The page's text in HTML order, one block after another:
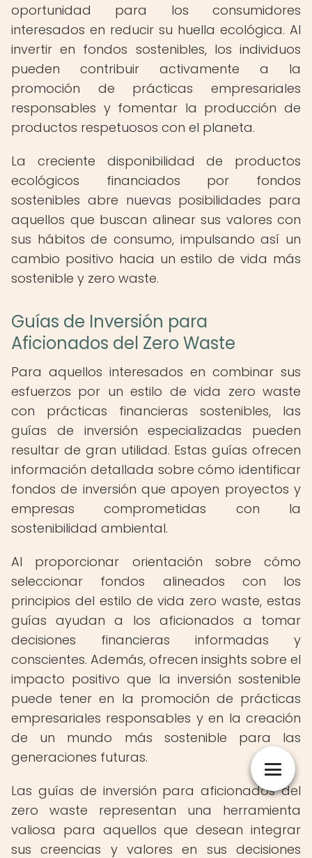
oportunidad para los consumidores
interesados en reducir su huella ecológica. Al
invertir en fondos sostenibles, los individuos
pueden contribuir activamente a la
promoción de prácticas empresariales
responsables y fomentar la producción de
productos respetuosos con el planeta.
La creciente disponibilidad de productos
ecológicos financiados por fondos
sostenibles abre nuevas posibilidades para
aquellos que buscan alinear sus valores con
sus hábitos de consumo, impulsando así un
cambio positivo hacia un estilo de vida más
sostenible y zero waste.
Guías de Inversión para
Aficionados del Zero Waste
Para aquellos interesados en combinar sus
esfuerzos por un estilo de vida zero waste
con prácticas financieras sostenibles, las
guías de inversión especializadas pueden
resultar de gran utilidad. Estas guías ofrecen
información detallada sobre cómo identificar
fondos de inversión que apoyen proyectos y
empresas comprometidas con la
sostenibilidad ambiental.
Al proporcionar orientación sobre cómo
seleccionar fondos alineados con los
principios del estilo de vida zero waste, estas
guías ayudan a los aficionados a tomar
decisiones financieras informadas y
conscientes. Además, ofrecen insights sobre el
impacto positivo que la inversión sostenible
puede tener en la promoción de prácticas
empresariales responsables y en la creación
de un mundo más sostenible para las
generaciones futuras.
Las guías de inversión para aficionados del
zero waste representan una herramienta
valiosa para aquellos que desean integrar
sus creencias y valores en sus decisiones